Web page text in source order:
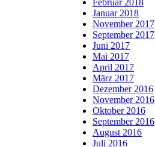
Januar 2018
November 2017
September 2017
Juni 2017
Mai 2017
April 2017
März 2017
Dezember 2016
November 2016
Oktober 2016
September 2016
August 2016
Juli 2016